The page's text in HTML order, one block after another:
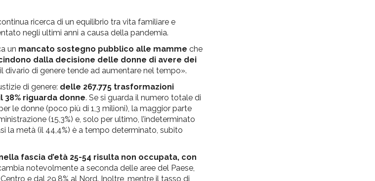
ricerca di un equilibrio tra vita familiare e
negli ultimi anni a causa della pandemia.
un mancato sostegno pubblico alle mamme che
dalla decisione delle donne di avere dei
divario di genere tende ad aumentare nel tempo».
di genere: delle 267.775 trasformazioni
riguarda donne. Se si guarda il numero totale di
le donne (poco più di 1,3 milioni), la maggior parte
(15,3%) e, solo per ultimo, l’indeterminato
la metà (il 44,4%) è a tempo determinato, subito
fascia d’età 25-54 risulta non occupata, con
notevolmente a seconda delle aree del Paese,
e dal 29,8% al Nord. Inoltre, mentre il tasso di